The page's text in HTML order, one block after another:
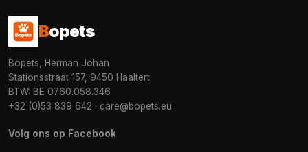
Bopets
Bopets, Herman Johan
Stationsstraat 157, 9450 Haaltert
BTW: BE 0760.058.346
+32 (0)53 839 642 · care@bopets.eu
Volg ons op Facebook